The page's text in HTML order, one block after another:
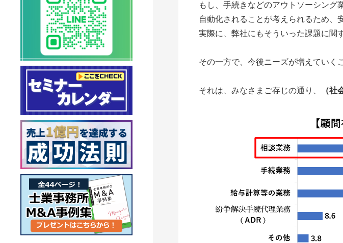
もし、手続きなどのアウトソーシング
自動化されることが考えられるため、
実際に、弊社にもそういった課題に関
その一方で、今後ニーズが増えていく
それは、みなさまご存じの通り、 （社